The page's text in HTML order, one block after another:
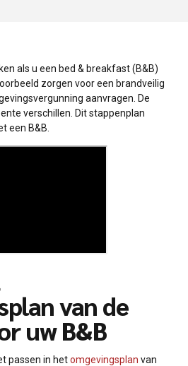
als u een bed & breakfast (B&B)
zorgen voor een brandveilig
aanvragen. De
verschillen. Dit stappenplan
een B&B.
van de
uw B&B
passen in hetomgevingsplan van